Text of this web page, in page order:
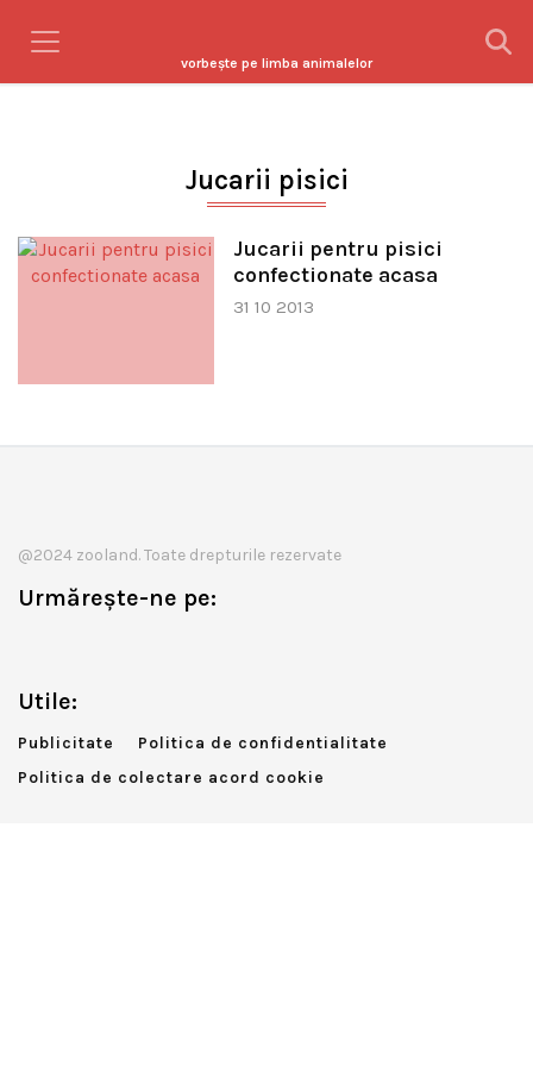
vorbeşte pe limba animalelor
Jucarii pisici
Jucarii pentru pisici
confectionate acasa
31 10 2013
@2024 zooland. Toate drepturile rezervate
Urmărește-ne pe:
Utile:
Publicitate
Politica de confidentialitate
Politica de colectare acord cookie